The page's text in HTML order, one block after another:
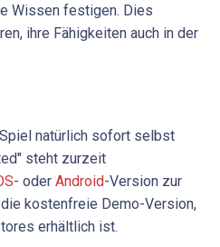
Wissen festigen. Dies
ihre Fähigkeiten auch in der
natürlich sofort selbst
steht zurzeit
- oder Android-Version zur
kostenfreie Demo-Version,
erhältlich ist.